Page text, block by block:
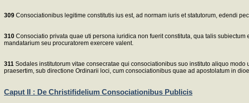
309 Consociationibus legitime constitutis ius est, ad normam iuris et statutorum, edendi
310 Consociatio privata quae uti persona iuridica non fuerit constituta, qua talis
mandatarium seu procuratorem exercere valent.
311 Sodales institutorum vitae consecratae qui consociationibus suo instituto aliquo
praesertim, sub directione Ordinarii loci, cum consociationibus quae ad apostolatum in
Caput II : De Christifidelium Consociationibus Publicis